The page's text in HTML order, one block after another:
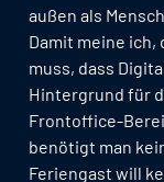
außen als
Damit meine
muss, dass
Hintergrund für
Frontoffice-
benötigt man
Feriengast will